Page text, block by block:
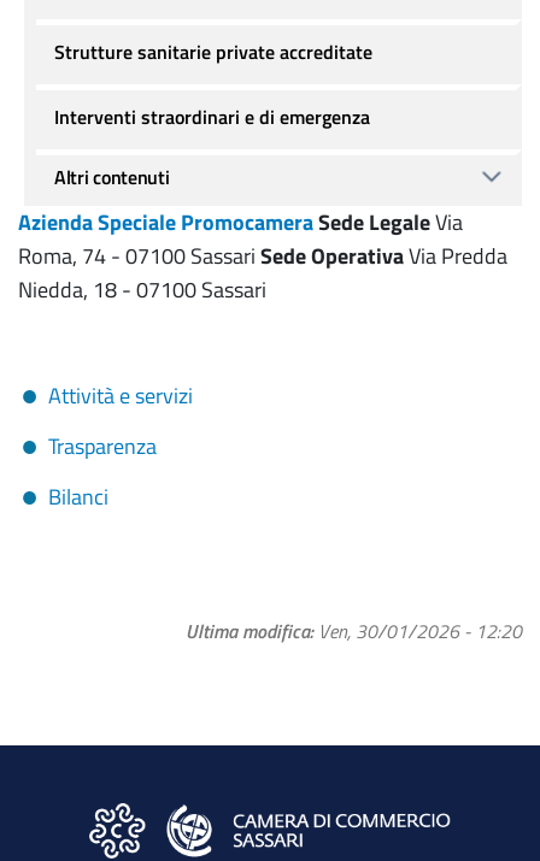
Azienda Speciale PromocameraSede LegaleVia
Roma, 74 - 07100 SassariSede OperativaVia Predda
Niedda, 18 - 07100 Sassari
Attività e servizi
Trasparenza
Bilanci
Ultima modifica Ven, 30/01/2026 - 12:20
Strutture sanitarie private accreditate
Interventi straordinari e di emergenza
Altri contenuti